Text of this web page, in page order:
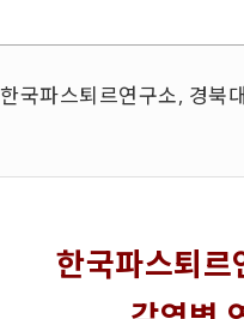
한국파스퇴르연구소, 경북
한국파스퇴르